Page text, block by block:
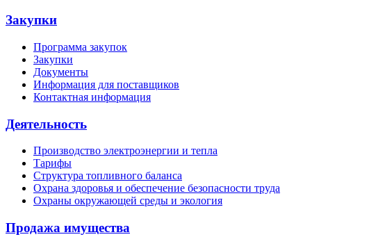
Закупки
Программа закупок
Закупки
Документы
Информация для поставщиков
Контактная информация
Деятельность
Производство электроэнергии и тепла
Тарифы
Структура топливного баланса
Охрана здоровья и обеспечение безопасности труда
Охраны окружающей среды и экология
Продажа имущества